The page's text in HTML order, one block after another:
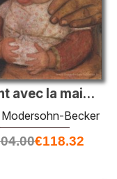
Enfant avec la main de sa mère
Modersohn-Becker
€118.32